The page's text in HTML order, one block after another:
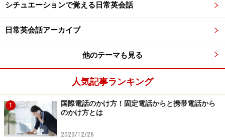
シチュエーションで覚える日常英会話
日常英会話アーカイブ
他のテーマも見る
人気記事ランキング
1
国際電話のかけ方！固定電話からと携帯電話から
のかけ方とは
2023/12/26